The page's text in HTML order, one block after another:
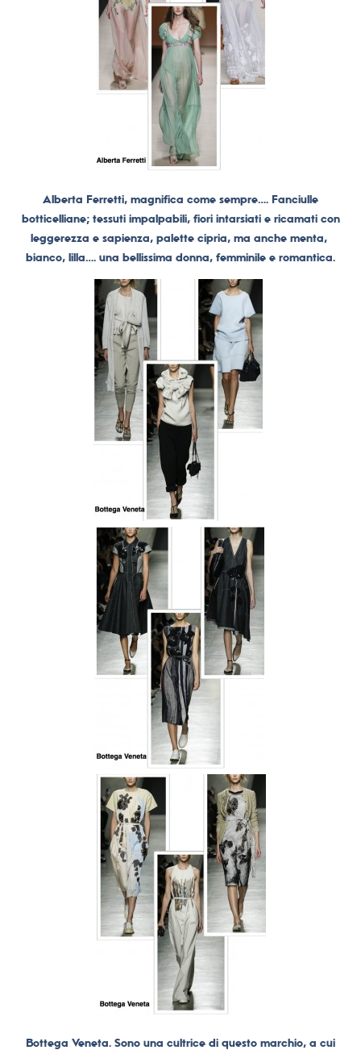
Alberta Ferretti, magnifica come sempre…. Fanciulle
botticelliane; tessuti impalpabili, fiori intarsiati e ricamati con
leggerezza e sapienza, palette cipria, ma anche menta,
bianco, lilla…. una bellissima donna, femminile e romantica.
Bottega Veneta. Sono una cultrice di questo marchio, a cui